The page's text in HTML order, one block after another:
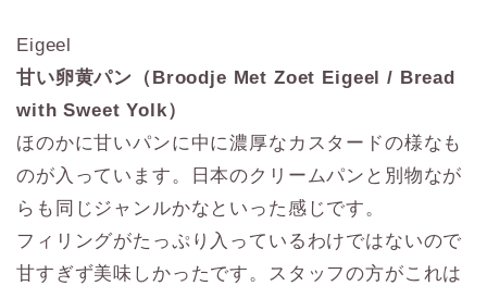
Eigeel
甘い卵黄パン（Broodje Met Zoet Eigeel / Bread
with Sweet Yolk）
ほのかに甘いパンに中に濃厚なカスタードの様なも
のが入っています。日本のクリームパンと別物なが
らも同じジャンルかなといった感じです。
フィリングがたっぷり入っているわけではないので
甘すぎず美味しかったです。スタッフの方がこれは